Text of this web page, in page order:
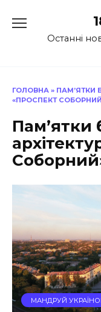
до
Останні
ГОЛОВНА » ПАМ’ЯТКИ
«ПРОСПЕКТ
Пам’ятки
МАНДРУЙ